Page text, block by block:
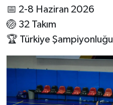
📅 2-8 Haziran 2026
🏐 32 Takım
🏆 Türkiye